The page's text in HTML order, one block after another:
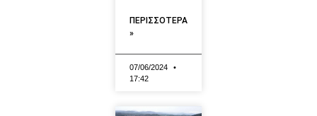
ΠΕΡΙΣΣΟΤΕΡΑ
»
07/06/2024
17:42